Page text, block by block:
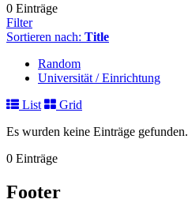
0 Einträge
Filter
Sortieren nach: Title
Random
Universität / Einrichtung
List
Grid
Es wurden keine Einträge gefunden.
0 Einträge
Footer